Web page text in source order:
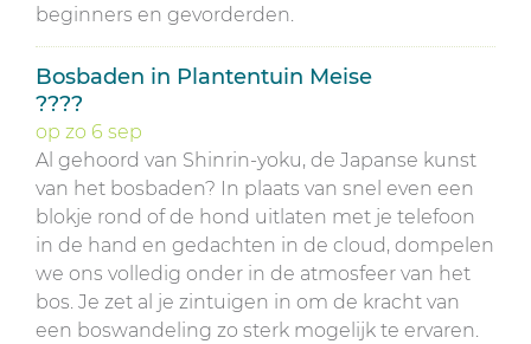
beginners en gevorderden.
Bosbaden in Plantentuin Meise
????
op zo 6 sep
Al gehoord van Shinrin-yoku, de Japanse kunst
van het bosbaden? In plaats van snel even een
blokje rond of de hond uitlaten met je telefoon
in de hand en gedachten in de cloud, dompelen
we ons volledig onder in de atmosfeer van het
bos. Je zet al je zintuigen in om de kracht van
een boswandeling zo sterk mogelijk te ervaren.